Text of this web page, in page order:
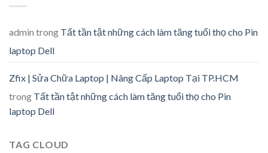
admin trong Tất tần tật những cách làm tăng tuổi thọ cho Pin
laptop Dell
Zfix | Sửa Chữa Laptop | Nâng Cấp Laptop Tại TP.HCM
trong Tất tần tật những cách làm tăng tuổi thọ cho Pin
laptop Dell
TAG CLOUD